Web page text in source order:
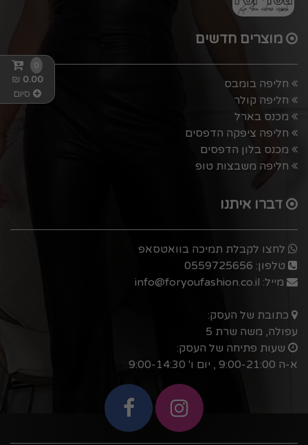
מוצרים חדשים
חליפה בומבס
חליפה קולר
מכנס בארל
חליפה ציפקה הדפסים
מכנס בלון הדפסים
חליפה משבצות טופ
דברו איתנו
לחצו לקבלת תמיכה בוואטסאפ
טלפון: 0559725656
מייל: info@foryoufashion.co.il
כתובת של העסק:
עפולה, משה שרת 5
שעות פתיחה של העסק:
א-ה 9:00-21:00 , יום ו' 9:00-14:30
0
0.00
₪
סיום